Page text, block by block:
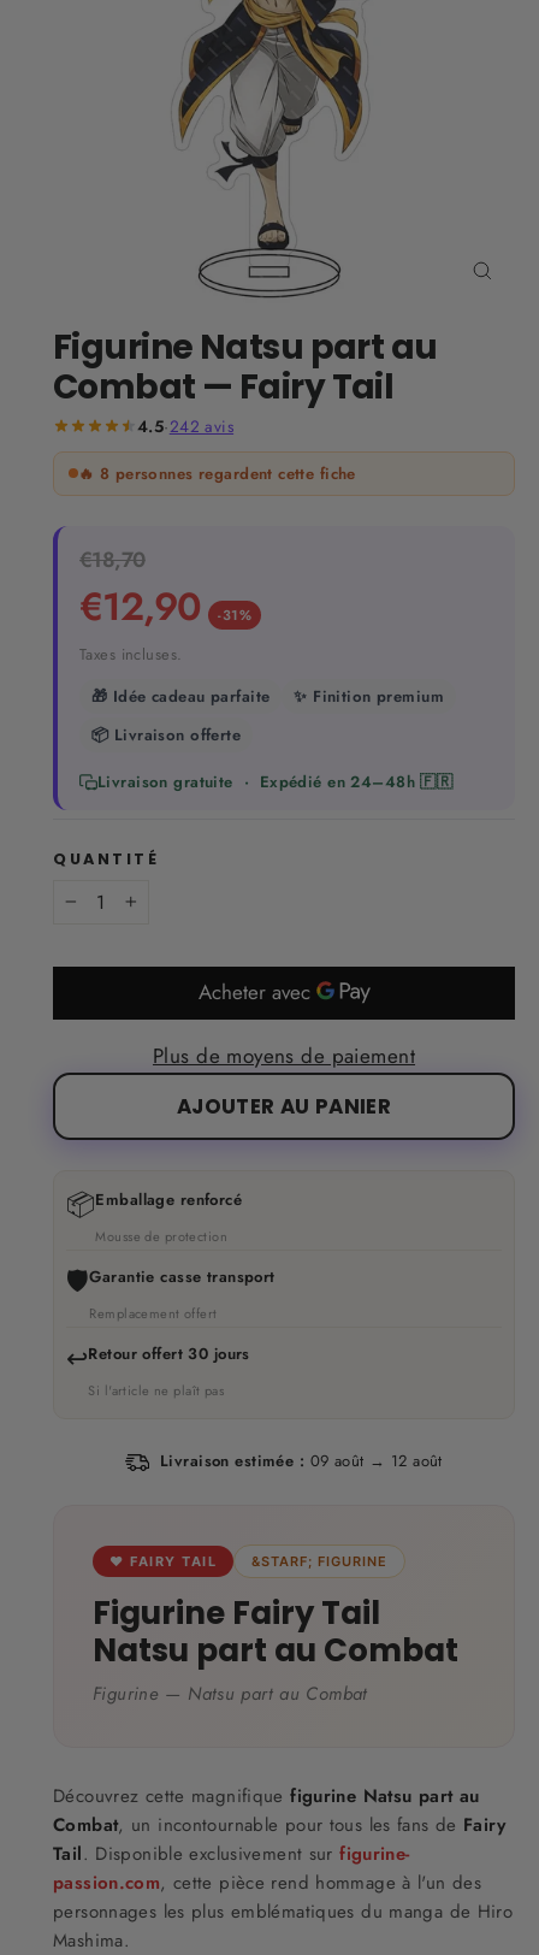
Figurine Natsu part au
Combat — Fairy Tail
4.5·242 avis
🔥 8 personnes regardent cette fiche
Prix
régulier
€18,70
réduit
€12,90 -31%
Taxes incluses.
🎁 Idée cadeau parfaite
✨ Finition premium
📦 Livraison offerte
Livraison gratuite · Expédié en 24–48h 🇫🇷
QUANTITÉ
AJOUTER AU PANIER
Plus de moyens de paiement
📦Emballage renforcé
Mousse de protection
🛡️Garantie casse transport
Remplacement offert
↩️Retour offert 30 jours
Si l'article ne plaît pas
Livraison estimée : 09 août → 12 août
♥ FAIRY TAIL &STARF; FIGURINE
Figurine Fairy Tail
Natsu part au Combat
Figurine — Natsu part au Combat
Découvrez cette magnifiquefigurine Natsu part au
Combat, un incontournable pour tous les fans de Fairy
Tail. Disponible exclusivement surfigurine-
passion.com, cette pièce rend hommage à l'un des
personnages les plus emblématiques du manga de Hiro
Mashima.